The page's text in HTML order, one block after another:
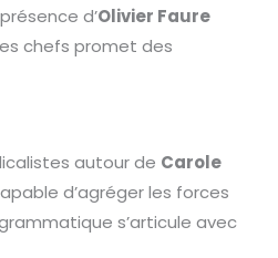
d’Olivier Faure
chefs promet des
autour de Carole
d’agréger les forces
s’articule avec